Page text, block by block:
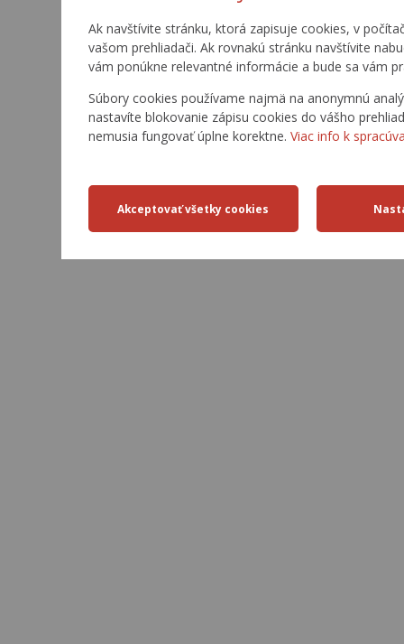
Ak navštívite stránku, ktorá zapisuje cookies, v
vašom prehliadači. Ak rovnakú stránku navštívite
vám ponúkne relevantné informácie a bude sa vám
Súbory cookies používame najmä na anonymnú
nastavíte blokovanie zápisu cookies do vášho
nemusia fungovať úplne korektne. Viac info k